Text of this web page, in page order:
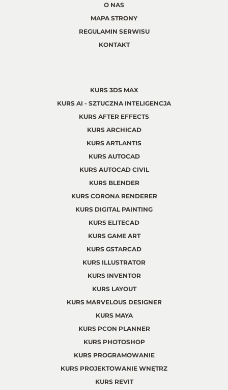
O NAS
MAPA STRONY
REGULAMIN SERWISU
KONTAKT
KURS 3DS MAX
KURS AI - SZTUCZNA INTELIGENCJA
KURS AFTER EFFECTS
KURS ARCHICAD
KURS ARTLANTIS
KURS AUTOCAD
KURS AUTOCAD CIVIL
KURS BLENDER
KURS CORONA RENDERER
KURS DIGITAL PAINTING
KURS ELITECAD
KURS GAME ART
KURS GSTARCAD
KURS ILLUSTRATOR
KURS INVENTOR
KURS LAYOUT
KURS MARVELOUS DESIGNER
KURS MAYA
KURS PCON PLANNER
KURS PHOTOSHOP
KURS PROGRAMOWANIE
KURS PROJEKTOWANIE WNĘTRZ
KURS REVIT